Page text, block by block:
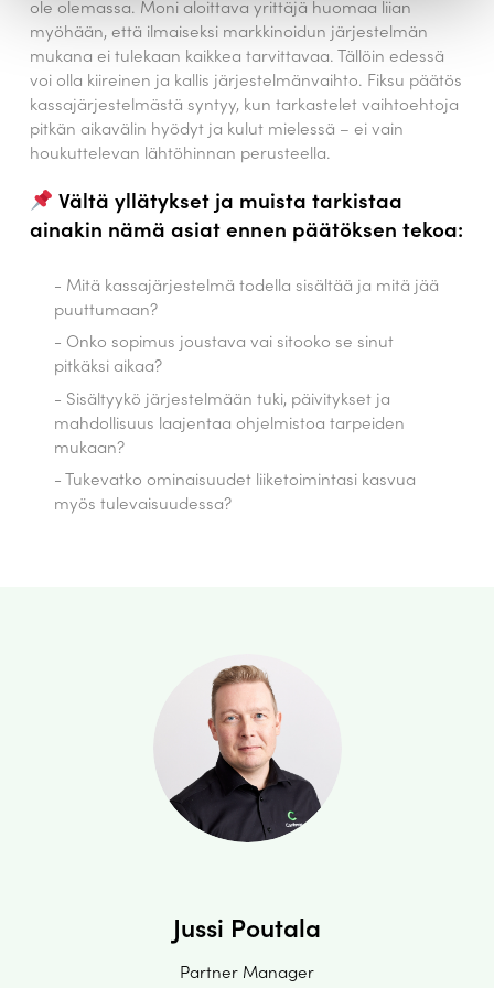
ole olemassa. Moni aloittava yrittäjä huomaa liian
myöhään, että ilmaiseksi markkinoidun järjestelmän
mukana ei tulekaan kaikkea tarvittavaa. Tällöin edessä
voi olla kiireinen ja kallis järjestelmänvaihto. Fiksu päätös
kassajärjestelmästä syntyy, kun tarkastelet vaihtoehtoja
pitkän aikavälin hyödyt ja kulut mielessä – ei vain
houkuttelevan lähtöhinnan perusteella.
Vältä yllätykset ja muista tarkistaa
ainakin nämä asiat ennen päätöksen tekoa:
Mitä kassajärjestelmä todella sisältää ja mitä jää
puuttumaan?
Onko sopimus joustava vai sitooko se sinut
pitkäksi aikaa?
Sisältyykö järjestelmään tuki, päivitykset ja
mahdollisuus laajentaa ohjelmistoa tarpeiden
mukaan?
Tukevatko ominaisuudet liiketoimintasi kasvua
myös tulevaisuudessa?
Jussi Poutala
Partner Manager